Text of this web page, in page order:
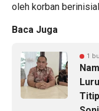
oleh korban
Baca Juga
1